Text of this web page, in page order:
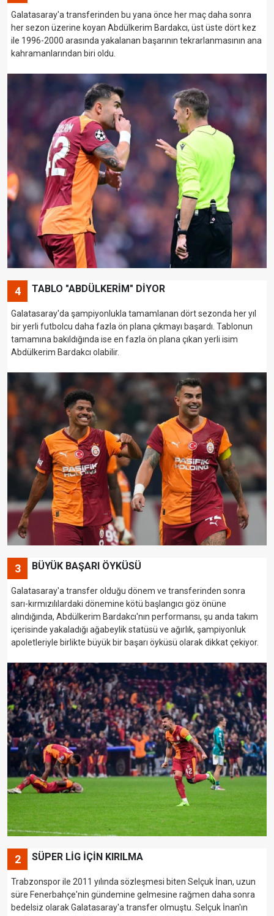
Galatasaray'a transferinden bu yana önce her maç daha sonra
her sezon üzerine koyan Abdülkerim Bardakcı, üst üste dört kez
ile 1996-2000 arasında yakalanan başarının tekrarlanmasının ana
kahramanlarından biri oldu.
4 TABLO "ABDÜLKERİM" DİYOR
Galatasaray'da şampiyonlukla tamamlanan dört sezonda her yıl
bir yerli futbolcu daha fazla ön plana çıkmayı başardı. Tablonun
tamamına bakıldığında ise en fazla ön plana çıkan yerli isim
Abdülkerim Bardakcı olabilir.
3 BÜYÜK BAŞARI ÖYKÜSÜ
Galatasaray'a transfer olduğu dönem ve transferinden sonra
sarı-kırmızılılardaki dönemine kötü başlangıcı göz önüne
alındığında, Abdülkerim Bardakcı'nın performansı, şu anda takım
içerisinde yakaladığı ağabeylik statüsü ve ağırlık, şampiyonluk
apoletleriyle birlikte büyük bir başarı öyküsü olarak dikkat çekiyor.
2 SÜPER LİG İÇİN KIRILMA
Trabzonspor ile 2011 yılında sözleşmesi biten Selçuk İnan, uzun
süre Fenerbahçe'nin gündemine gelmesine rağmen daha sonra
bedelsiz olarak Galatasaray'a transfer olmuştu. Selçuk İnan'ın